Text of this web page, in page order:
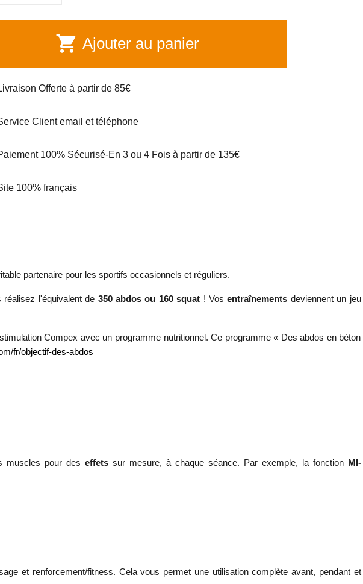
shopping_cart Ajouter au panier
Offerte à partir de 85€
Client email et téléphone
100% Sécurisé-En 3 ou 4 Fois à partir de 135€
100% français
partenaire pour les sportifs occasionnels et réguliers.
réalisez l'équivalent de 350 abdos ou 160 squat ! Vosentraînements deviennent un jeu
Compex avec un programme nutritionnel. Ce programme « Des abdos en béton
fr/objectif-des-abdos
muscles pour deseffetssur mesure, à chaque séance. Par exemple, la fonction MI-
et renforcement/fitness. Cela vous permet une utilisation complète avant, pendant et